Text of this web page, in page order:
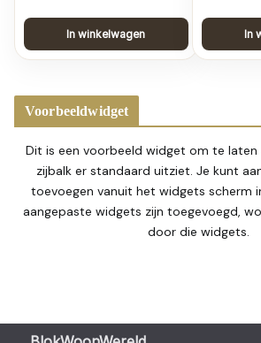
In winkelwagen In
Voorbeeldwidget
Dit is een voorbeeld widget om te laten
zijbalk er standaard uitziet. Je kunt
toevoegen vanuit het widgets scherm
aangepaste widgets zijn toegevoegd,
door die widgets.